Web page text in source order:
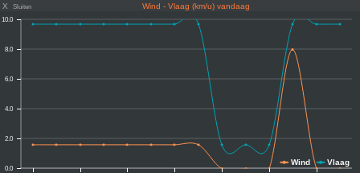
X Sluiten Wind - Vlaag (km/u) vandaag